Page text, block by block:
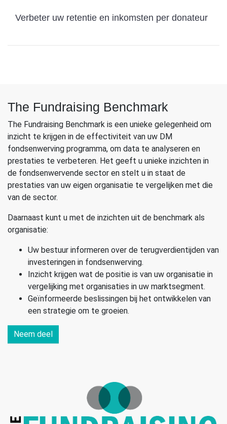
Verbeter uw retentie en inkomsten per donateur
The Fundraising Benchmark
The Fundraising Benchmark is een unieke gelegenheid om
inzicht te krijgen in de effectiviteit van uw DM
fondsenwerving programma, om data te analyseren en
prestaties te verbeteren. Het geeft u unieke inzichten in
de fondsenwervende sector en stelt u in staat de
prestaties van uw eigen organisatie te vergelijken met die
van de sector.
Daarnaast kunt u met de inzichten uit de benchmark als
organisatie:
Uw bestuur informeren over de terugverdientijden van
investeringen in fondsenwerving.
Inzicht krijgen wat de positie is van uw organisatie in
vergelijking met organisaties in uw marktsegment.
Geïnformeerde beslissingen bij het ontwikkelen van
een strategie om te groeien.
Neem deel